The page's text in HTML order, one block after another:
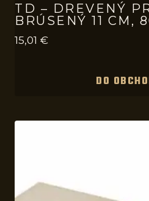
TD – DREVENÝ
BRÚSENÝ 11 CM,
15,01 €
DO